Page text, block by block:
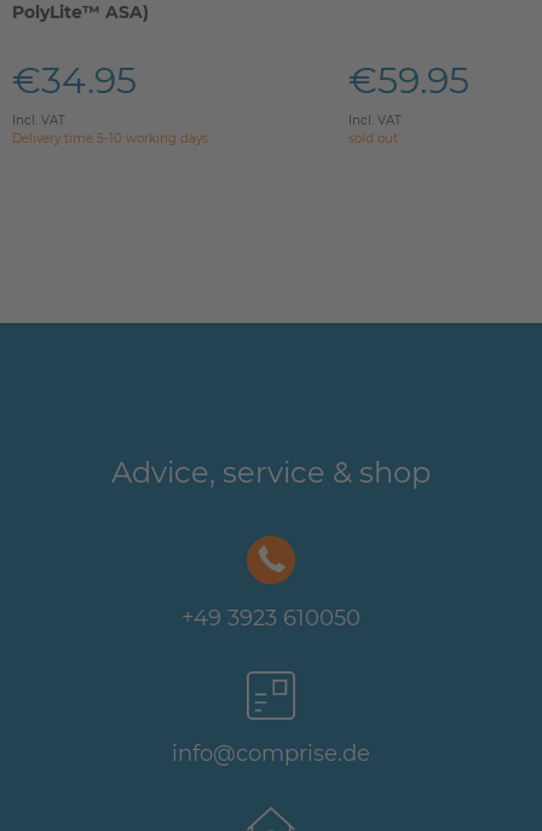
PolyLite™ ASA)
€34.95
Incl. VAT
Delivery time 5-10 working days
€59.95
Incl. VAT
sold out
Advice, service & shop
+49 3923 610050
info@comprise.de